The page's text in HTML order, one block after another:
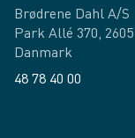
Brødrene Dahl A/S
Park Allé 370,
Danmark
48 78 40 00